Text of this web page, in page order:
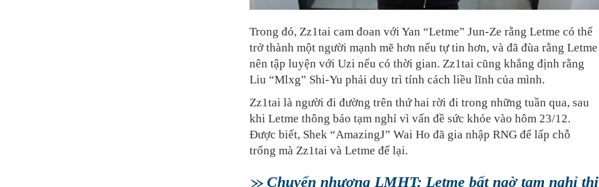
Trong đó, Zz1tai cam đoan với Yan “Letme” Jun-Ze rằng Letme có thể
trở thành một người mạnh mẽ hơn nếu tự tin hơn, và đã đùa rằng Letme
nên tập luyện với Uzi nếu có thời gian. Zz1tai cũng khẳng định rằng
Liu “Mlxg” Shi-Yu phải duy trì tính cách liều lĩnh của mình.
Zz1tai là người đi đường trên thứ hai rời đi trong những tuần qua, sau
khi Letme thông báo tạm nghỉ vì vấn đề sức khỏe vào hôm 23/12.
Được biết, Shek “AmazingJ” Wai Ho đã gia nhập RNG để lấp chỗ
trống mà Zz1tai và Letme để lại.
Chuyển nhượng LMHT: Letme bất ngờ tạm nghỉ thi